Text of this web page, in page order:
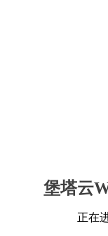
堡塔云
正在